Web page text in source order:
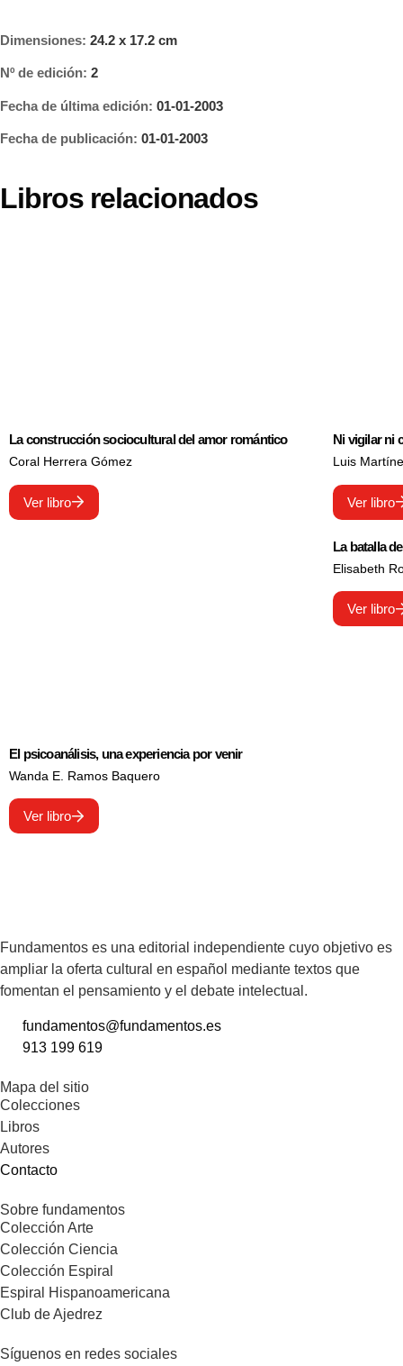
Dimensiones: 24.2 x 17.2 cm
Nº de edición: 2
Fecha de última edición: 01-01-2003
Fecha de publicación: 01-01-2003
Libros relacionados
La construcción sociocultural del amor romántico
Coral Herrera Gómez
Ver libro
Ni vigilar ni
Luis
Ver libro
El psicoanálisis, una experiencia por venir
Wanda E. Ramos Baquero
Ver libro
La batalla
Elisabeth
Ver libro
Fundamentos es una editorial independiente cuyo objetivo es
ampliar la oferta cultural en español mediante textos que
fomentan el pensamiento y el debate intelectual.
fundamentos@fundamentos.es
913 199 619
Mapa del sitio
Colecciones
Libros
Autores
Contacto
Sobre fundamentos
Colección Arte
Colección Ciencia
Colección Espiral
Espiral Hispanoamericana
Club de Ajedrez
Síguenos en redes sociales